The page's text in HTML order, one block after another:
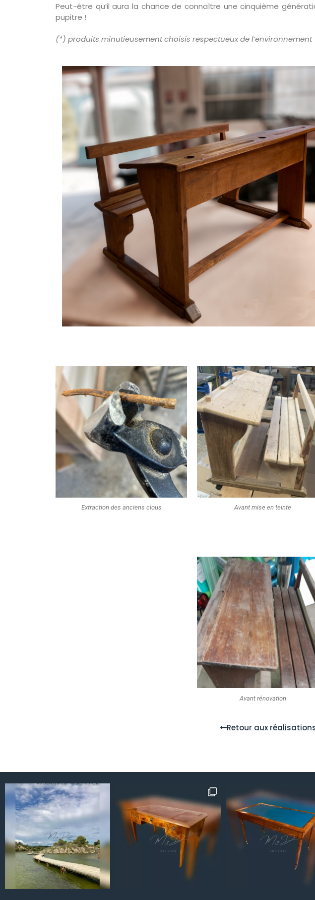
Peut-être qu’il aura la chance de connaître une cinquième
pupitre !
(*) produits minutieusement choisis respectueux de l’environnement
Extraction des anciens clous Avant mise en teinte
Avant rénovation
Retour aux